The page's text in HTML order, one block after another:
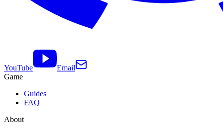
YouTube
Email
Game
Guides
FAQ
About